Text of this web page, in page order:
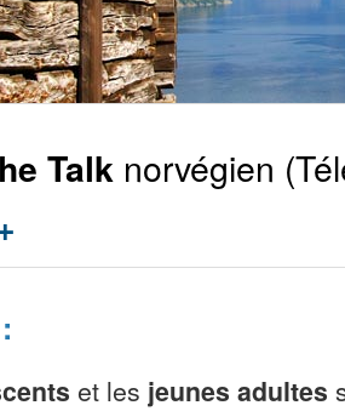
Talk norvégien
et les jeunes adultes